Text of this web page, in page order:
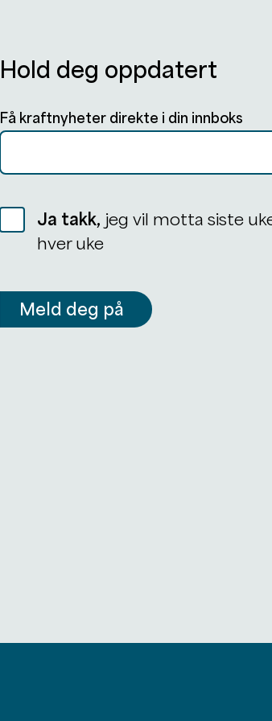
Hold deg oppdatert
Få kraftnyheter direkte i din innboks
Ja takk, jeg vil motta siste
hver uke
Meld deg på